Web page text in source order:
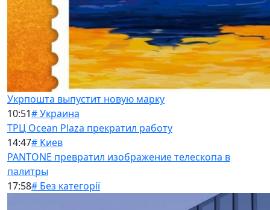
Укрпошта выпустит новую марку
10:51# Украина
ТРЦ Ocean Plaza прекратил работу
14:47# Киев
PANTONE превратил изображение телескопа в
палитры
17:58# Без категорії